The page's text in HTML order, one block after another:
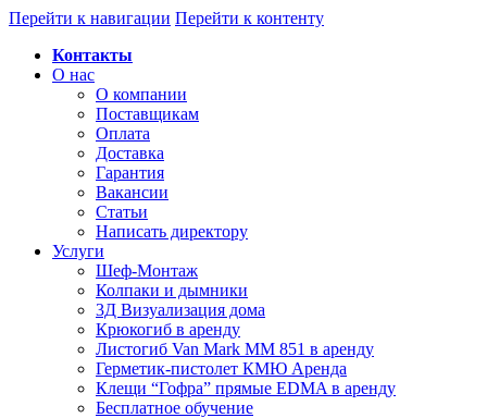
Перейти к навигации Перейти к контенту
Контакты
О нас
О компании
Поставщикам
Оплата
Доставка
Гарантия
Вакансии
Статьи
Написать директору
Услуги
Шеф-Монтаж
Колпаки и дымники
3Д Визуализация дома
Крюкогиб в аренду
Листогиб Van Mark MM 851 в аренду
Герметик-пистолет КМЮ Аренда
Клещи “Гофра” прямые EDMA в аренду
Бесплатное обучение